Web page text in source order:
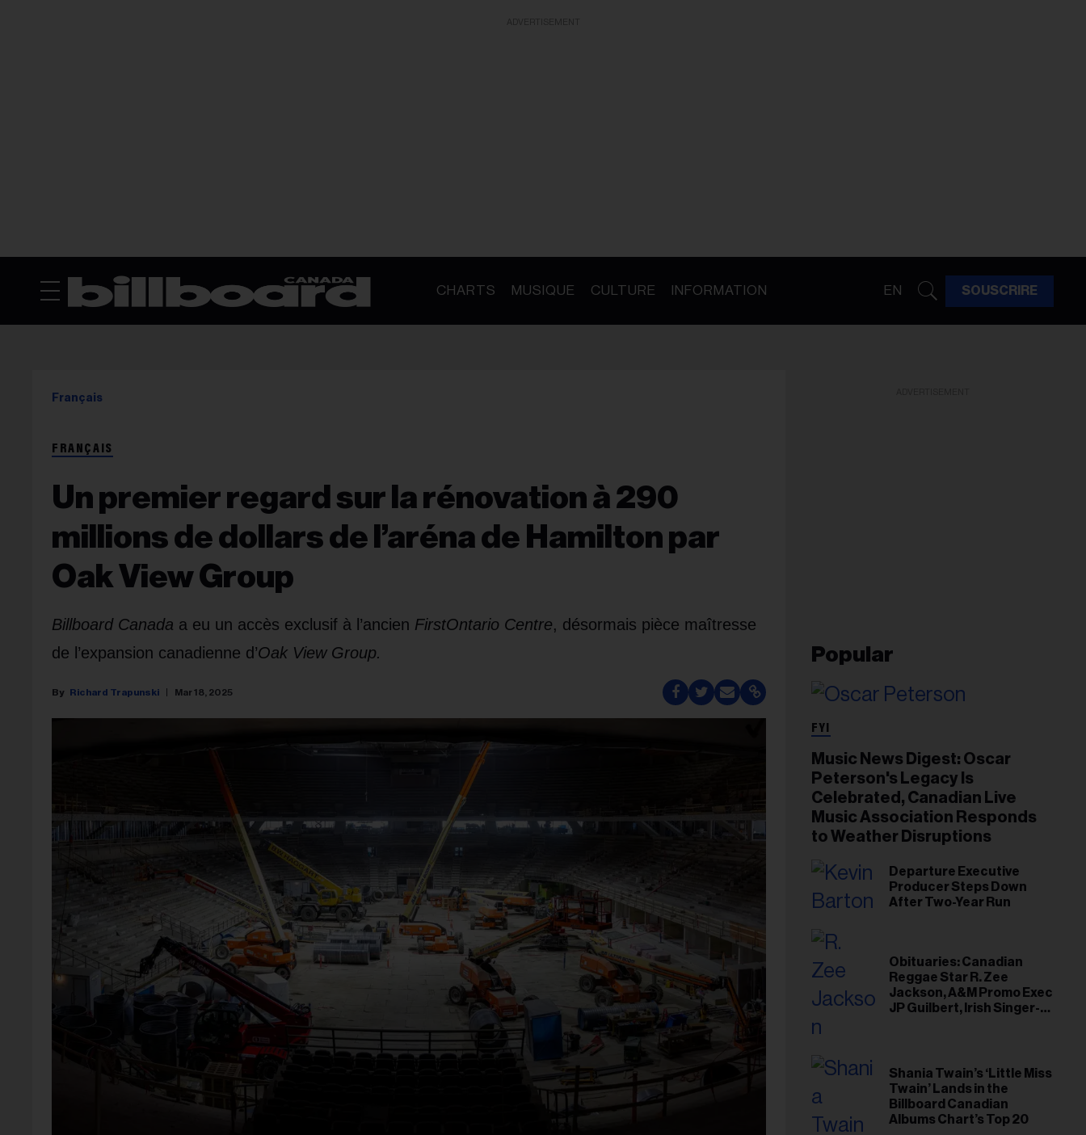
CHARTS MUSIQUE CULTURE INFORMATION EN SOUSCRIRE
Français
FRANÇAIS
Un premier regard sur la rénovation à 290
millions de dollars de l’aréna de Hamilton par
Oak View Group
Billboard Canada a eu un accès exclusif à l’ancien FirstOntario Centre, désormais pièce maîtresse
de l’expansion canadienne d’Oak View Group.
Richard Trapunski Mar 18, 2025
Popular
FYI
Music News Digest: Oscar
Peterson's Legacy Is
Celebrated, Canadian Live
Music Association Responds
to Weather Disruptions
Departure Executive
Producer Steps Down
After Two-Year Run
Obituaries: Canadian
Reggae Star R. Zee
Jackson, A&M Promo Exec
JP Guilbert, Irish Singer-
Shania Twain’s ‘Little Miss
Twain’ Lands in the
Billboard Canadian
Albums Chart’s Top 20